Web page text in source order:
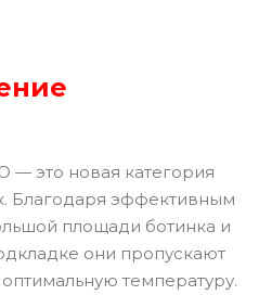
— это новая категория
Благодаря эффективным
площади ботинка и
они пропускают
температуру.